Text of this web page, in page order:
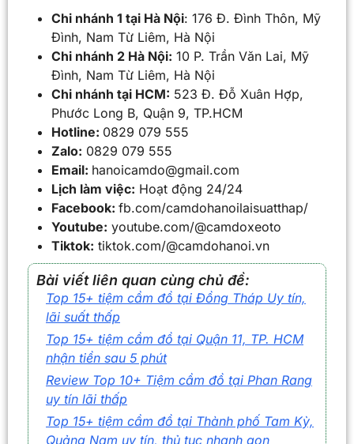
Chi nhánh 1 tại Hà Nội: 176 Đ. Đình Thôn, Mỹ
Đình, Nam Từ Liêm, Hà Nội
Chi nhánh 2 Hà Nội: 10 P. Trần Văn Lai, Mỹ
Đình, Nam Từ Liêm, Hà Nội
Chi nhánh tại HCM: 523 Đ. Đỗ Xuân Hợp,
Phước Long B, Quận 9, TP.HCM
Hotline: 0829 079 555
Zalo: 0829 079 555
Email: hanoicamdo@gmail.com
Lịch làm việc: Hoạt động 24/24
Facebook: fb.com/camdohanoilaisuatthap/
Youtube: youtube.com/@camdoxeoto
Tiktok: tiktok.com/@camdohanoi.vn
Bài viết liên quan cùng chủ đề:
Top 15+ tiệm cầm đồ tại Đồng Tháp Uy tín,
lãi suất thấp
Top 15+ tiệm cầm đồ tại Quận 11, TP. HCM
nhận tiền sau 5 phút
Review Top 10+ Tiệm cầm đồ tại Phan Rang
uy tín lãi thấp
Top 15+ tiệm cầm đồ tại Thành phố Tam Kỳ,
Quảng Nam uy tín, thủ tục nhanh gọn